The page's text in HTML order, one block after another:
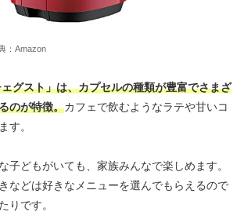
：Amazon
グスト」は、カプセルの種類が豊富でさまざ
のが特徴。カフェで飲むようなラテや甘いコ
す。
子どもがいても、家族みんなで楽しめます。
などは好きなメニューを選んでもらえるので
りです。